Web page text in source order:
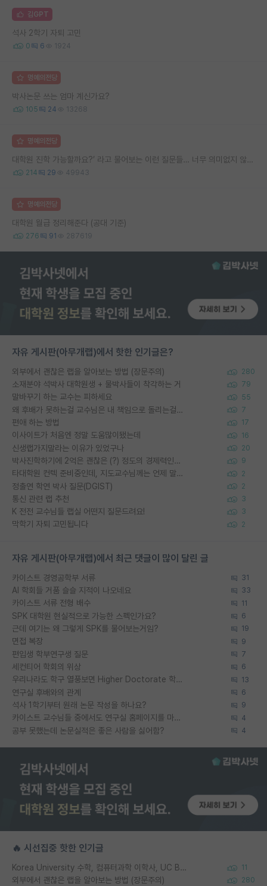
김GPT
석사 2학기 자퇴 고민
0 6 1924
명예의전당
박사논문 쓰는 엄마 계신가요?
105 24 13268
명예의전당
대학원 진학 가능할까요?’ 라고 물어보는 이런 질문들… 너무 의미없지 않나요?
214 29 49943
명예의전당
대학원 월급 정리해준다 (공대 기준)
276 91 287619
자유 게시판(아무개랩)에서 핫한 인기글은?
외부에서 괜찮은 랩을 알아보는 방법 (장문주의) 280
소재분야 석박사 대학원생 + 물박사들이 착각하는 거 79
말바꾸기 하는 교수는 피하세요 55
왜 후배가 못하는걸 교수님은 내 책임으로 돌리는걸까요? 7
편애 하는 방법 17
이사이트가 처음엔 정말 도움많이됐는데 16
신생랩가지말라는 이유가 있었구나 20
박사진학하기에 2억은 괜찮은 (?) 정도의 경제력인가요 9
타대학원 컨텍 준비중인데, 지도교수님께는 언제 말씀드려야 할까요? 2
정출연 학연 박사 질문(DGIST) 2
통신 관련 랩 추천 3
K 전전 교수님들 랩실 어떤지 질문드려요! 3
막학기 자퇴 고민됩니다 2
자유 게시판(아무개랩)에서 최근 댓글이 많이 달린 글
카이스트 경영공학부 서류 31
AI 학회들 거품 슬슬 지적이 나오네요 33
카이스트 서류 전형 배수 11
SPK 대학원 현실적으로 가능한 스펙인가요? 6
근데 여기는 왜 그렇게 SPK를 물어보는거임? 19
면접 복장 9
편입생 학부연구생 질문 7
세컨티어 학회의 위상 6
우리나라도 학구 열풍보면 Higher Doctorate 학위가 필요하다고 봅니다. 13
연구실 후배와의 관계 6
석사 1학기부터 원래 논문 작성을 하나요? 9
카이스트 교수님들 중에서도 연구실 홈페이지를 마련 안 하신 분들이 계시던데 4
공부 못했는데 논문실적은 좋은 사람을 싫어함? 4
🔥 시선집중 핫한 인기글
Korea University 수학, 컴퓨터과학 이학사, UC Berkeley 산업공학 대학원 공학박사가 되는 것은 쉽지 않겠죠? 11
외부에서 괜찮은 랩을 알아보는 방법 (장문주의) 280